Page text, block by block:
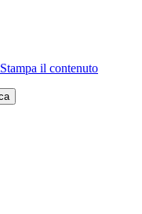
Stampa il contenuto